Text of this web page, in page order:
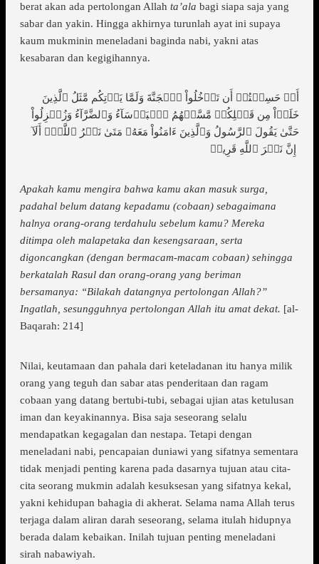
berat akan ada pertolongan Allah ta’ala bagi siapa saja yang
sabar dan yakin. Hingga akhirnya turunlah ayat ini supaya
kaum mukminin meneladani baginda nabi, yakni atas
kesabaran dan kegigihannya.
أَمۡ حَسِبۡتُمۡ أَن تَدۡخُلُواْ ٱلۡجَنَّةَ وَلَمَّا يَأۡتِكُم مَّثَلُ ٱلَّذِينَ
خَلَوۡاْ مِن قَبۡلِكُمۖ مَّسَّتۡهُمُ ٱلۡبَأۡسَآءُ وَٱلضَّرَّآءُ وَزُلۡزِلُواْ
حَتَّىٰ يَقُولَ ٱلرَّسُولُ وَٱلَّذِينَ ءَامَنُواْ مَعَهُۥ مَتَىٰ نَصۡرُ ٱللَّهِۗ أَلَآ
Apakah kamu mengira bahwa kamu akan masuk surga,
padahal belum datang kepadamu (cobaan) sebagaimana
halnya orang-orang terdahulu sebelum kamu? Mereka
ditimpa oleh malapetaka dan kesengsaraan, serta
digoncangkan (dengan bermacam-macam cobaan) sehingga
berkatalah Rasul dan orang-orang yang beriman
bersamanya: “Bilakah datangnya pertolongan Allah?”
Ingatlah, sesungguhnya pertolongan Allah itu amat dekat. [al-
Baqarah: 214]
Nilai, keutamaan dan pahala dari keteladanan itu hanya milik
orang yang teguh dan sabar atas penderitaan dan ragam
cobaan yang datang bertubi-tubi, sebagai ujian atas ketulusan
iman dan keyakinannya. Bisa saja seseorang selalu
mendapatkan kegagalan dan nestapa. Tetapi dengan
meneladani nabi, pencapaian duniawi yang sifatnya sementara
tidak menjadi penting karena pada dasarnya tujuan atau cita-
cita seorang mukmin adalah kesuksesan yang sifatnya kekal,
yakni kehidupan bahagia di akherat. Selama nama Allah terus
terjaga dalam aliran darah seseorang, selama itulah hidupnya
berada dalam kebaikan. Inilah tujuan penting meneladani
sirah nabawiyah.